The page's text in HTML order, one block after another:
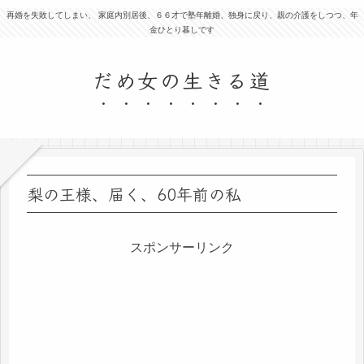
再婚を失敗してしまい、 家庭内別居後、６６才で塾年離婚、独身に戻り、親の介護をしつつ、年
金ひとり暮しです
だめ女の生きる道
梨の王様、届く、60年前の私
スポンサーリンク